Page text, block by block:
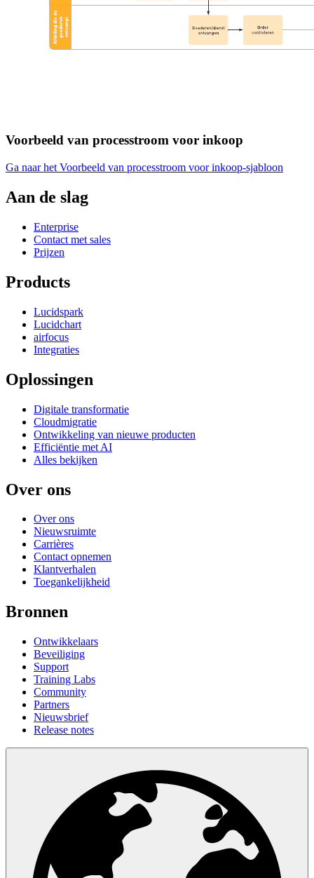
Voorbeeld van processtroom voor inkoop
Ga naar het Voorbeeld van processtroom voor inkoop-sjabloon
Aan de slag
Enterprise
Contact met sales
Prijzen
Products
Lucidspark
Lucidchart
airfocus
Integraties
Oplossingen
Digitale transformatie
Cloudmigratie
Ontwikkeling van nieuwe producten
Efficiëntie met AI
Alles bekijken
Over ons
Over ons
Nieuwsruimte
Carrières
Contact opnemen
Klantverhalen
Toegankelijkheid
Bronnen
Ontwikkelaars
Beveiliging
Support
Training Labs
Community
Partners
Nieuwsbrief
Release notes